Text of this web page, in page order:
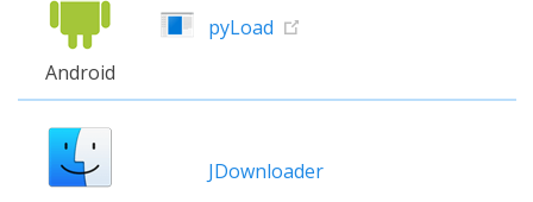
Android
pyLoad
JDownloader